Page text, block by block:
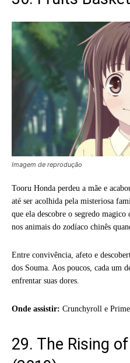
Imagem de reprodução
Tooru Honda perdeu a mãe e
até ser acolhida pela misteriosa
que ela descobre o segredo
nos animais do zodíaco chinês
Entre convivência, afeto e
dos Souma. Aos poucos, cada um
enfrentar suas dores.
Onde assistir: Crunchyroll e
29. The Rising